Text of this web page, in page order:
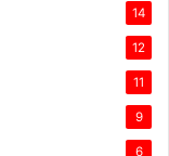
14
12
11
9
6